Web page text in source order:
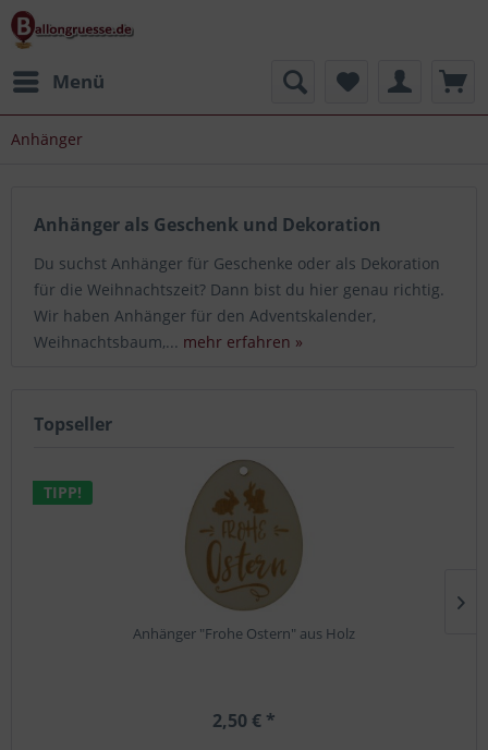
Menü
Anhänger
Anhänger als Geschenk und Dekoration
Du suchst Anhänger für Geschenke oder als Dekoration
für die Weihnachtszeit? Dann bist du hier genau richtig.
Wir haben Anhänger für den Adventskalender,
Weihnachtsbaum,... mehr erfahren »
Topseller
TIPP!
Anhänger "Frohe Ostern" aus Holz
2,50 € *